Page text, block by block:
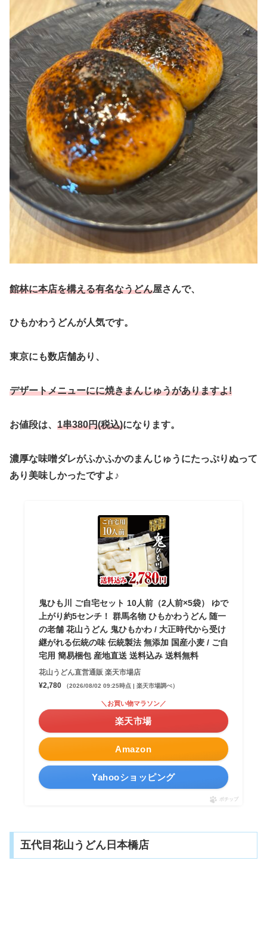
館林に本店を構える有名なうどん屋さんで、
ひもかわうどんが人気です。
東京にも数店舗あり、
デザートメニューにに焼きまんじゅうがありますよ!
お値段は、 1串380円(税込)になります。
濃厚な味噌ダレがふかふかのまんじゅうにたっぷりぬって
あり美味しかったですよ♪
鬼ひも川 ご自宅セット 10人前（2人前×5袋） ゆで
上がり約5センチ！ 群馬名物 ひもかわうどん 随一
の老舗 花山うどん 鬼ひもかわ / 大正時代から受け
継がれる伝統の味 伝統製法 無添加 国産小麦 / ご自
宅用 簡易梱包 産地直送 送料込み 送料無料
花山うどん直営通販 楽天市場店
¥2,780
（2026/08/02 09:25時点 | 楽天市場調べ）
Amazon
＼お買い物マラソン／
楽天市場
Yahooショッピング
ポチップ
五代目花山うどん日本橋店